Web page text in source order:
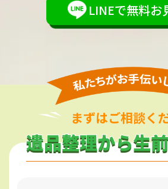
LINEで無料お
まずはご相談く
遺品整理から生
遺品整理から生